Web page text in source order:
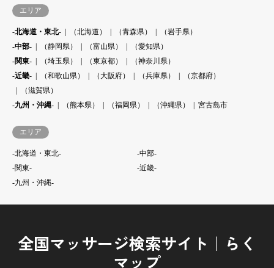
エリア
-北海道・東北- （北海道） （青森県）
（岩手県）
-中部-
（静岡県） （富山県）
（愛知県）
-関東-
（埼玉県） （東京都）
（神奈川県）
-近畿-
（和歌山県） （大阪府） （兵庫県）
（京都府）
（滋賀県）
-九州・沖縄-
（熊本県） （福岡県） （沖縄県） 宮古島市
エリア
-北海道・東北-
-中部-
-関東-
-近畿-
-九州・沖縄-
全国マッサージ検索サイト｜らく
マップ